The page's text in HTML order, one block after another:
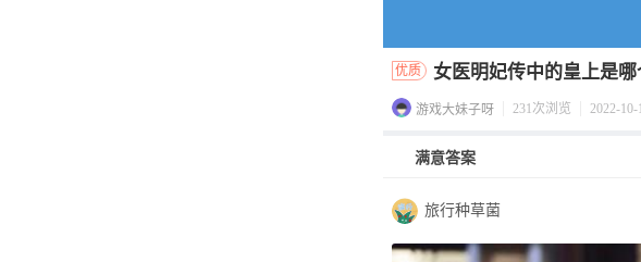
优质 女医明妃传中的皇上是
游戏大妹子呀 231次浏览 2022-10-
满意答案
旅行种草菌